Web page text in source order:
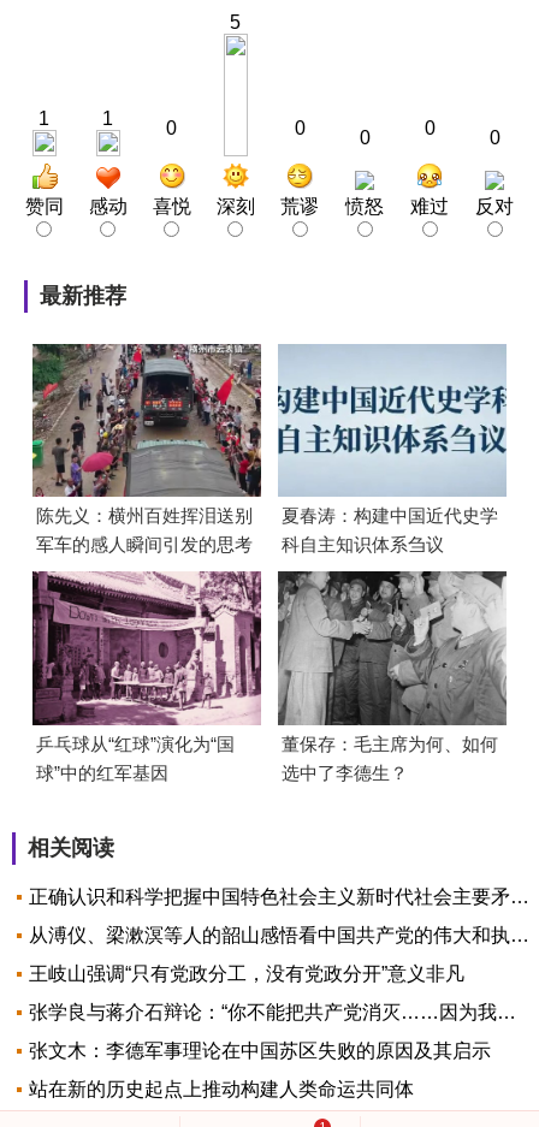
1
赞同
1
感动
0
喜悦
5
深刻
0
荒谬
0
愤怒
0
难过
0
反对
最新推荐
陈先义：横州百姓挥泪送别
军车的感人瞬间引发的思考
夏春涛：构建中国近代史学
科自主知识体系刍议
乒乓球从“红球”演化为“国
球”中的红军基因
董保存：毛主席为何、如何
选中了李德生？
相关阅读
正确认识和科学把握中国特色社会主义新时代社会主要矛盾——学习党的十九大报告的体会
从溥仪、梁漱溟等人的韶山感悟看中国共产党的伟大和执政地位不断深入人心
王岐山强调“只有党政分工，没有党政分开”意义非凡
张学良与蒋介石辩论：“你不能把共产党消灭……因为我们背后的老百姓没有他们背后的老百姓多”
张文木：李德军事理论在中国苏区失败的原因及其启示
站在新的历史起点上推动构建人类命运共同体